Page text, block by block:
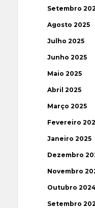
Setembro
Agosto 2025
Julho 2025
Junho 2025
Maio 2025
Abril 2025
Março 2025
Fevereiro
Janeiro 2025
Dezembro
Novembro
Outubro 2024
Setembro